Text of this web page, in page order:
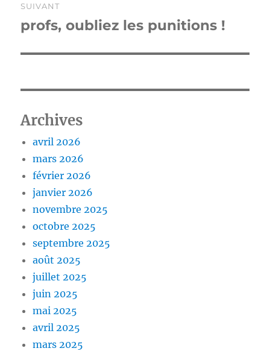
SUIVANT
Publication
profs, oubliez les punitions !
Archives
avril 2026
mars 2026
février 2026
janvier 2026
novembre 2025
octobre 2025
septembre 2025
août 2025
juillet 2025
juin 2025
mai 2025
avril 2025
mars 2025